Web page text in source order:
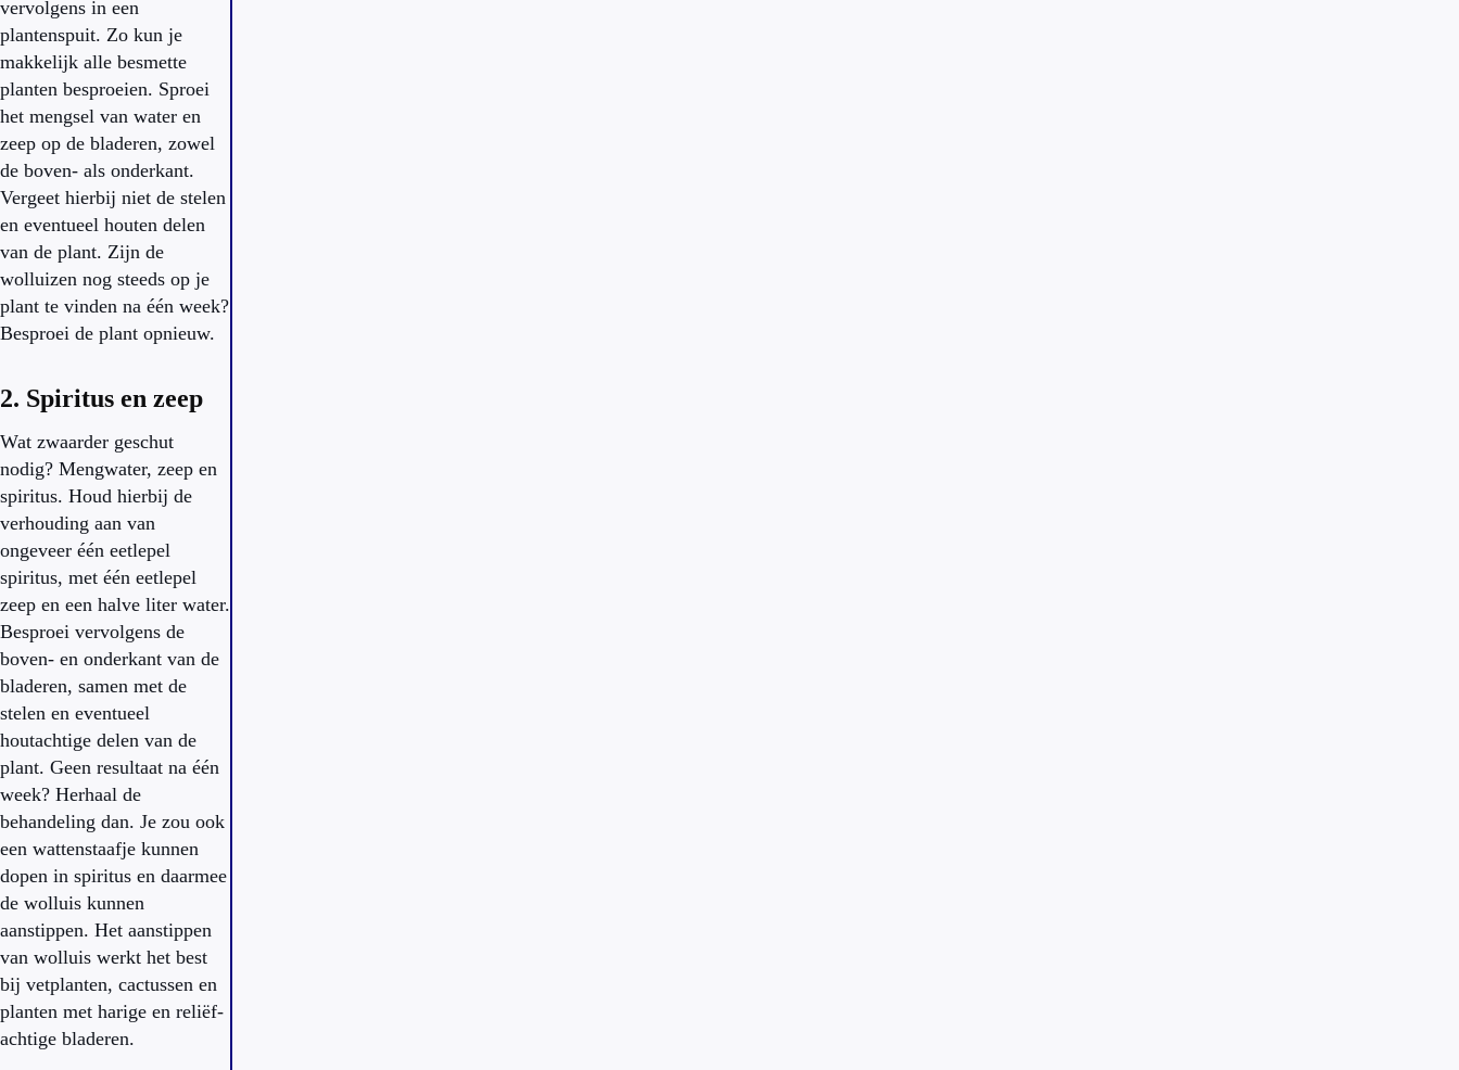
vervolgens in een
plantenspuit. Zo kun je
makkelijk alle besmette
planten besproeien. Sproei
het mengsel van water en
zeep op de bladeren, zowel
de boven- als onderkant.
Vergeet hierbij niet de stelen
en eventueel houten delen
van de plant. Zijn de
wolluizen nog steeds op je
plant te vinden na één week?
Besproei de plant opnieuw.
2. Spiritus en zeep
Wat zwaarder geschut
nodig? Mengwater, zeep en
spiritus. Houd hierbij de
verhouding aan van
ongeveer één eetlepel
spiritus, met één eetlepel
zeep en een halve liter water.
Besproei vervolgens de
boven- en onderkant van de
bladeren, samen met de
stelen en eventueel
houtachtige delen van de
plant. Geen resultaat na één
week? Herhaal de
behandeling dan. Je zou ook
een wattenstaafje kunnen
dopen in spiritus en daarmee
de wolluis kunnen
aanstippen. Het aanstippen
van wolluis werkt het best
bij vetplanten, cactussen en
planten met harige en reliëf-
achtige bladeren.